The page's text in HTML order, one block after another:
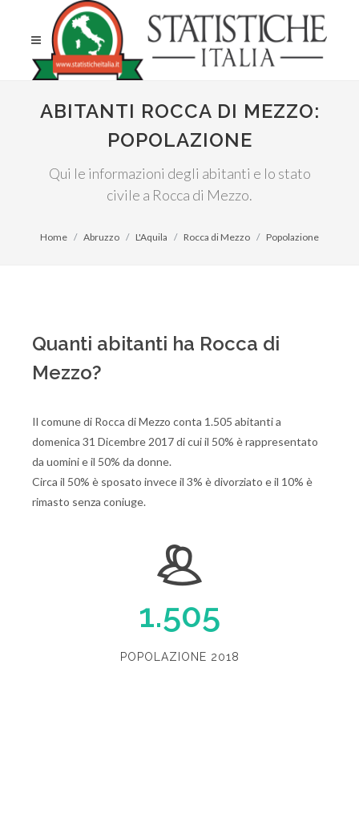
ABITANTI ROCCA DI MEZZO:
POPOLAZIONE
Qui le informazioni degli abitanti e lo stato
civile a Rocca di Mezzo.
Home Abruzzo L'Aquila Rocca di Mezzo Popolazione
Quanti abitanti ha Rocca di
Mezzo?
Il comune di Rocca di Mezzo conta 1.505 abitanti a
domenica 31 Dicembre 2017 di cui il 50% è rappresentato
da uomini e il 50% da donne.
Circa il 50% è sposato invece il 3% è divorziato e il 10% è
rimasto senza coniuge.
1.505
POPOLAZIONE 2018